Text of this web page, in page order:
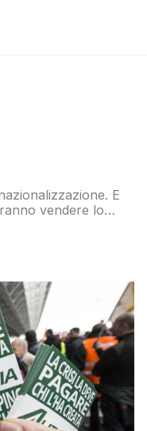
E
vendere lo
La deputata M5S
Eni, Trenitalia